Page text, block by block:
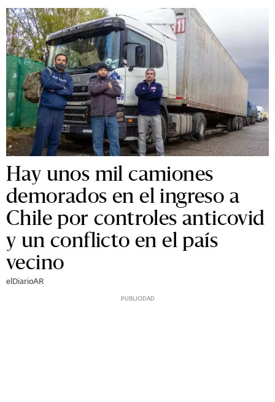
Hay unos mil camiones
demorados en el ingreso a
Chile por controles anticovid
y un conflicto en el país
vecino
elDiarioAR